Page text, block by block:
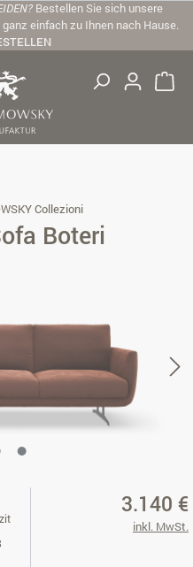
Bestellen Sie sich unsere
ganz einfach zu Ihnen nach Hause.
Collezioni
Boteri
3.140 €
inkl. MwSt.